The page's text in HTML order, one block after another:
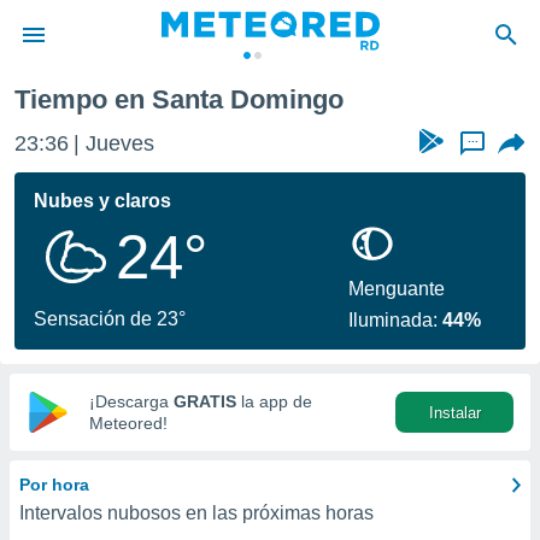
de
ha sido
calidad.
a este
las
y
digital
basada
Tiempo en Santa Domingo
23:36 Jueves ...
Nubes y claros
24°
Sensación de 23°
Menguante
Iluminada:44%
¡Descarga GRATIS la app de
Meteored!
Instalar
Por hora
Intervalos nubosos en las próximas horas